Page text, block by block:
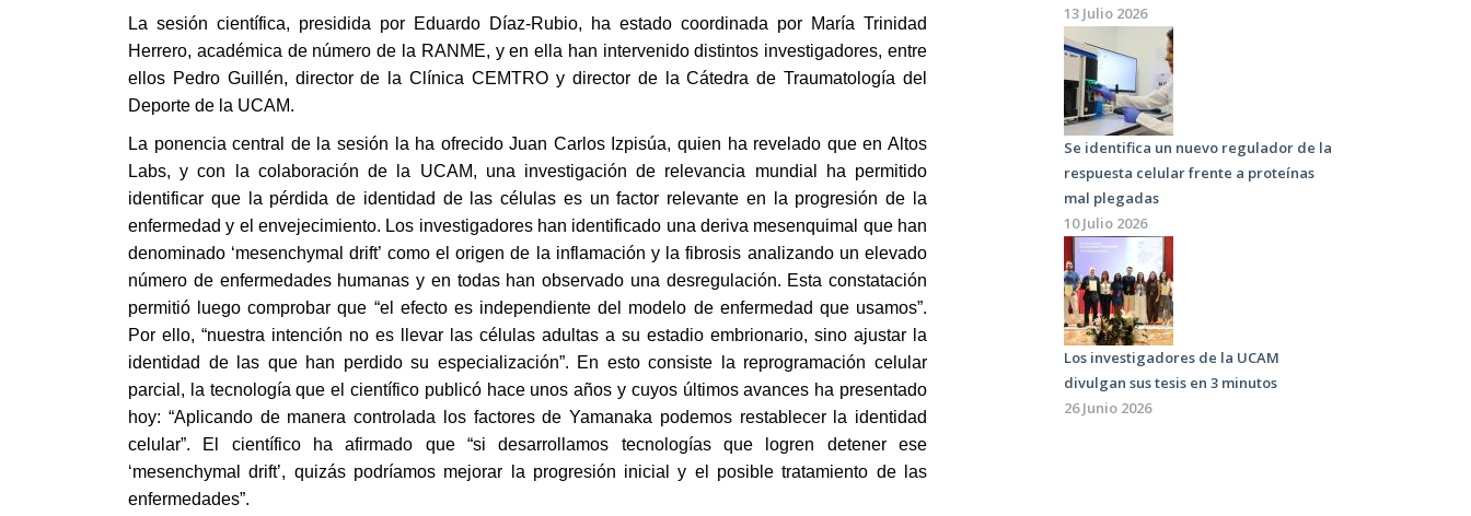
La sesión científica, presidida por Eduardo Díaz-Rubio, ha estado coordinada por María Trinidad
Herrero, académica de número de la RANME, y en ella han intervenido distintos investigadores, entre
ellos Pedro Guillén, director de la Clínica CEMTRO y director de la Cátedra de Traumatología del
Deporte de la UCAM.
La ponencia central de la sesión la ha ofrecido Juan Carlos Izpisúa, quien ha revelado que en Altos
Labs, y con la colaboración de la UCAM, una investigación de relevancia mundial ha permitido
identificar que la pérdida de identidad de las células es un factor relevante en la progresión de la
enfermedad y el envejecimiento. Los investigadores han identificado una deriva mesenquimal que han
denominado ‘mesenchymal drift’ como el origen de la inflamación y la fibrosis analizando un elevado
número de enfermedades humanas y en todas han observado una desregulación. Esta constatación
permitió luego comprobar que “el efecto es independiente del modelo de enfermedad que usamos”.
Por ello, “nuestra intención no es llevar las células adultas a su estadio embrionario, sino ajustar la
identidad de las que han perdido su especialización”. En esto consiste la reprogramación celular
parcial, la tecnología que el científico publicó hace unos años y cuyos últimos avances ha presentado
hoy: “Aplicando de manera controlada los factores de Yamanaka podemos restablecer la identidad
celular”. El científico ha afirmado que “si desarrollamos tecnologías que logren detener ese
‘mesenchymal drift’, quizás podríamos mejorar la progresión inicial y el posible tratamiento de las
enfermedades”.
13 Julio 2026
Se identifica un nuevo regulador de la
respuesta celular frente a proteínas
mal plegadas
10 Julio 2026
Los investigadores de la UCAM
divulgan sus tesis en 3 minutos
26 Junio 2026